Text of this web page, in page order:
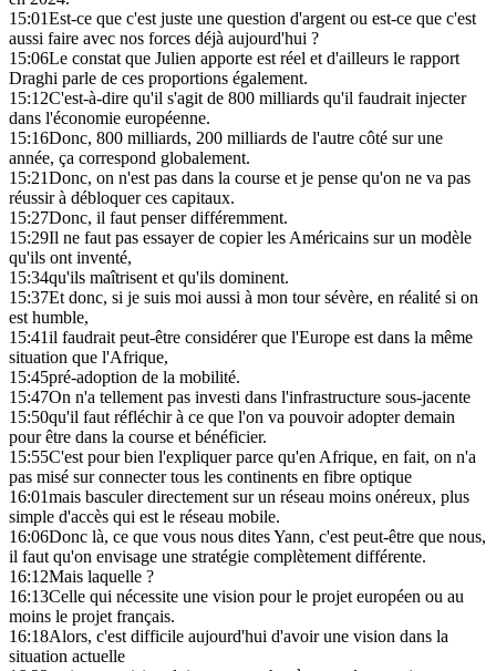
15:01Est-ce que c'est juste une question d'argent ou est-ce que c'est
aussi faire avec nos forces déjà aujourd'hui ?
15:06Le constat que Julien apporte est réel et d'ailleurs le rapport
Draghi parle de ces proportions également.
15:12C'est-à-dire qu'il s'agit de 800 milliards qu'il faudrait injecter
dans l'économie européenne.
15:16Donc, 800 milliards, 200 milliards de l'autre côté sur une
année, ça correspond globalement.
15:21Donc, on n'est pas dans la course et je pense qu'on ne va pas
réussir à débloquer ces capitaux.
15:27Donc, il faut penser différemment.
15:29Il ne faut pas essayer de copier les Américains sur un modèle
qu'ils ont inventé,
15:34qu'ils maîtrisent et qu'ils dominent.
15:37Et donc, si je suis moi aussi à mon tour sévère, en réalité si on
est humble,
15:41il faudrait peut-être considérer que l'Europe est dans la même
situation que l'Afrique,
15:45pré-adoption de la mobilité.
15:47On n'a tellement pas investi dans l'infrastructure sous-jacente
15:50qu'il faut réfléchir à ce que l'on va pouvoir adopter demain
pour être dans la course et bénéficier.
15:55C'est pour bien l'expliquer parce qu'en Afrique, en fait, on n'a
pas misé sur connecter tous les continents en fibre optique
16:01mais basculer directement sur un réseau moins onéreux, plus
simple d'accès qui est le réseau mobile.
16:06Donc là, ce que vous nous dites Yann, c'est peut-être que nous,
il faut qu'on envisage une stratégie complètement différente.
16:12Mais laquelle ?
16:13Celle qui nécessite une vision pour le projet européen ou au
moins le projet français.
16:18Alors, c'est difficile aujourd'hui d'avoir une vision dans la
situation actuelle